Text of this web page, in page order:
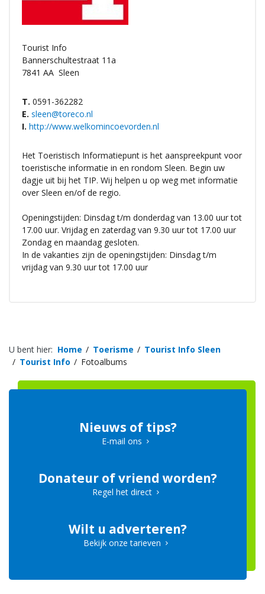
Tourist Info
Bannerschultestraat 11a
7841 AA Sleen
T. 0591-362282
E. sleen@toreco.nl
I. http://www.welkomincoevorden.nl
Het Toeristisch Informatiepunt is het aanspreekpunt voor
toeristische informatie in en rondom Sleen. Begin uw
dagje uit bij het TIP. Wij helpen u op weg met informatie
over Sleen en/of de regio.
Openingstijden: Dinsdag t/m donderdag van 13.00 uur tot
17.00 uur. Vrijdag en zaterdag van 9.30 uur tot 17.00 uur
Zondag en maandag gesloten.
In de vakanties zijn de openingstijden: Dinsdag t/m
vrijdag van 9.30 uur tot 17.00 uur
U bent hier: Home Toerisme
Tourist Info Sleen
Tourist Info
Fotoalbums
Nieuws of tips?
E-mail ons
Donateur of vriend worden?
Regel het direct
Wilt u adverteren?
Bekijk onze tarieven